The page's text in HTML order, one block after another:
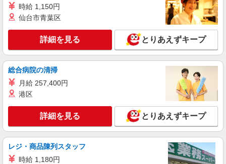
株式会社シエロ
【ソフトバンク】の店舗スタッフ
月給207900円〜260200円（経験・能力によ
る） 資格手当（1〜6万円）賞与年2回（6月・12
月・実績最高5.4カ月分） 未経験から入社半年で
年収400万円以上への昇給実績あり ※残業代支給
★交通費別途支給（規定あり） ゜+゜・。○。・゜
+゜・。○。・゜+゜ 入社祝い金10万円支給(規定
有) お友達を紹介頂くと, インセンティブ支給(規定
有) ゜・。○。・゜+゜・。○。・゜+゜
愛知県稲沢市のsoftbankショップ
キープ 詳細を見る
派遣社員
人気機種に詳しくなれる携帯販売【au】
月給273200円〜 ※残業手当別途支給 ※研修期
間6か月・時給1550円〜 ★交通費別途支給（規定
あり） ゜+゜・。○。・゜+゜・。○。・゜+゜ 入愛知県稲沢市の家電量販店
時給 1,150円
仙台市青葉区
詳細を見る とりあえずキープ
総合病院の清掃
月給 257,400円
港区
詳細を見る とりあえずキープ
レジ・商品陳列スタッフ
時給 1,180円